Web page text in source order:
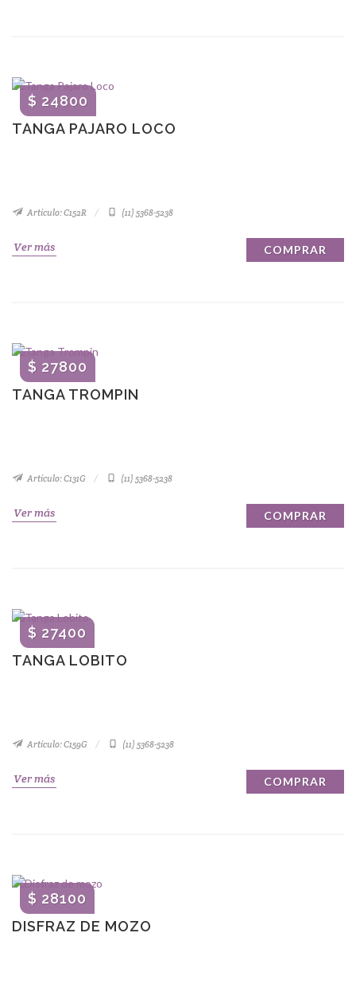
TANGA PAJARO LOCO
$ 24800
Artículo: C152R (11) 5368-5238
Ver más COMPRAR
TANGA TROMPIN
$ 27800
Artículo: C131G (11) 5368-5238
Ver más COMPRAR
TANGA LOBITO
$ 27400
Artículo: C159G (11) 5368-5238
Ver más COMPRAR
DISFRAZ DE MOZO
$ 28100